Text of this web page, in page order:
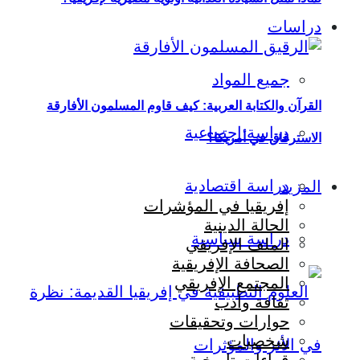
دراسات
جميع المواد
دراسة اجتماعية
دراسة اقتصادية
دراسة سياسية
القرآن والكتابة العربية: كيف قاوم المسلمون الأفارقة
الاسترقاق في أمريكا؟
المزيد
إفريقيا في المؤشرات
الحالة الدينية
الملف الإفريقي
الصحافة الإفريقية
المجتمع الإفريقي
ثقافة وأدب
حوارات وتحقيقات
شخصيات